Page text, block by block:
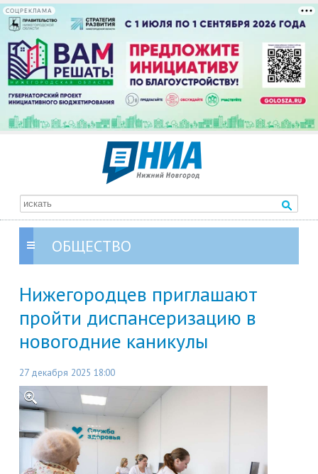
СОЦРЕКЛАМА
ОБЩЕСТВО
Нижегородцев приглашают
пройти диспансеризацию в
новогодние каникулы
27 декабря 2025 18:00